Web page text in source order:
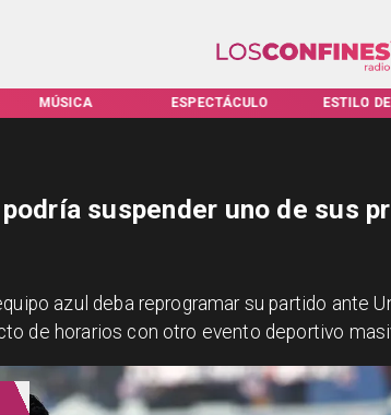
MÚSICA ESPECTÁCULO ESTILO
suspender uno de sus
azul deba reprogramar su partido ante
de horarios con otro evento deportivo